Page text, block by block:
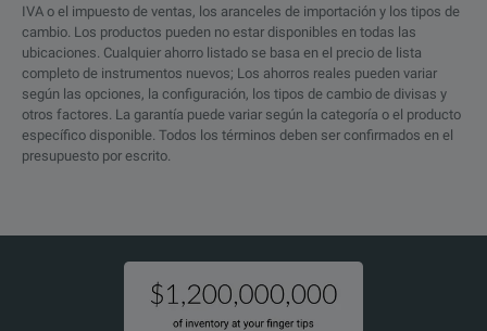
IVA o el impuesto de ventas, los aranceles de importación y los tipos de
cambio. Los productos pueden no estar disponibles en todas las
ubicaciones. Cualquier ahorro listado se basa en el precio de lista
completo de instrumentos nuevos; Los ahorros reales pueden variar
según las opciones, la configuración, los tipos de cambio de divisas y
otros factores. La garantía puede variar según la categoría o el producto
específico disponible. Todos los términos deben ser confirmados en el
presupuesto por escrito.